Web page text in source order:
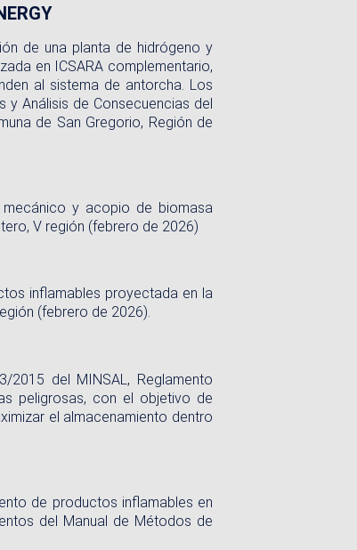
de una planta de hidrógeno y
en ICSARA complementario,
al sistema de antorcha. Los
Análisis de Consecuencias del
de San Gregorio, Región de
y acopio de biomasa
V región (febrero de 2026)
inflamables proyectada en la
(febrero de 2026).
del MINSAL, Reglamento
peligrosas, con el objetivo de
el almacenamiento dentro
de productos inflamables en
del Manual de Métodos de